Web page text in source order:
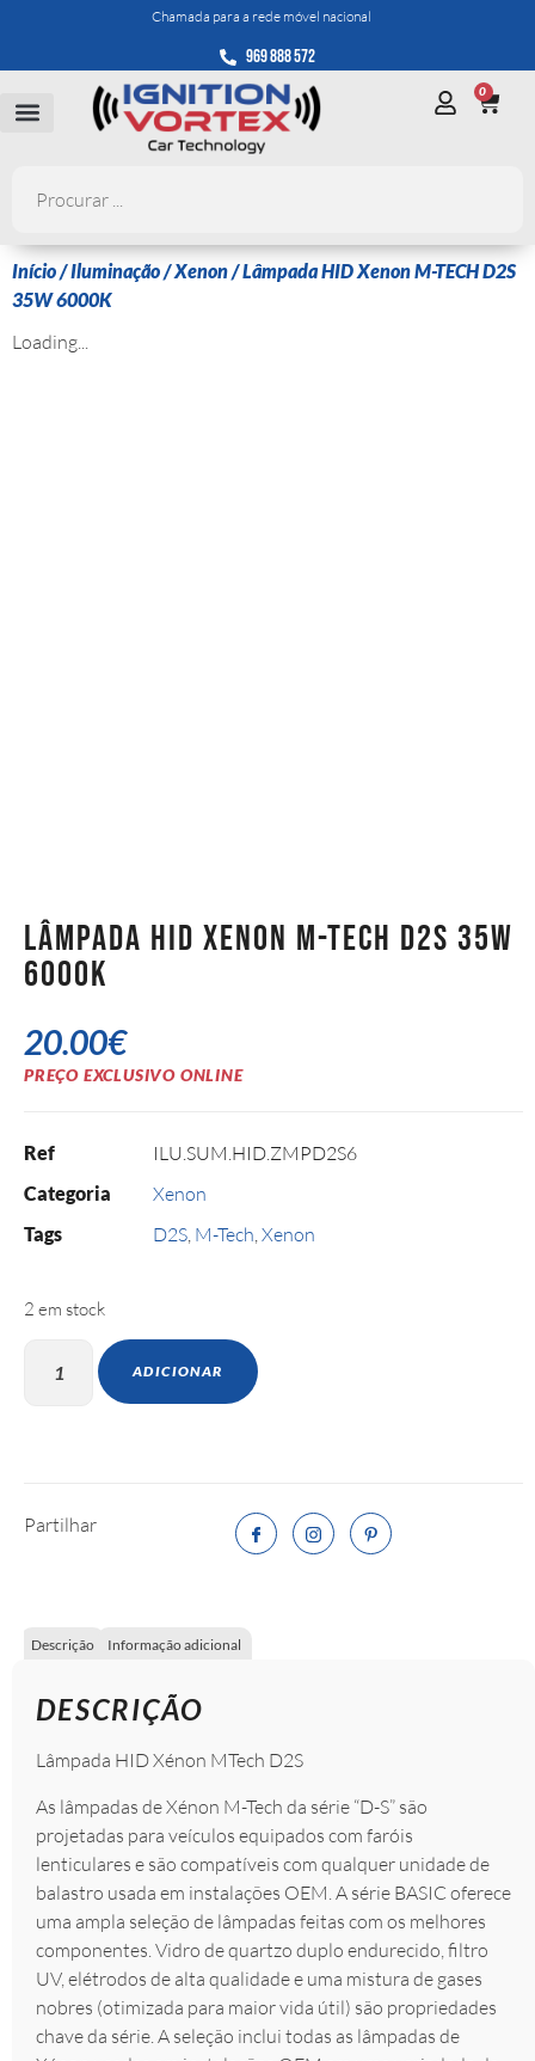
Chamada para a rede móvel nacional
969 888 572
0
Início/Iluminação/Xenon/ Lâmpada HID Xenon M-TECH D2S
35W 6000K
Loading...
Lâmpada HID Xenon M-TECH D2S 35W
6000K
20.00€
PREÇO EXCLUSIVO ONLINE
Ref ILU.SUM.HID.ZMPD2S6
Categoria Xenon
Tags D2S M-Tech Xenon
2 em stock
ADICIONAR
Partilhar
Descrição Informação adicional
DESCRIÇÃO
Lâmpada HID Xénon MTech D2S
As lâmpadas de Xénon M-Tech da série “D-S” são
projetadas para veículos equipados com faróis
lenticulares e são compatíveis com qualquer unidade de
balastro usada em instalações OEM. A série BASIC oferece
uma ampla seleção de lâmpadas feitas com os melhores
componentes. Vidro de quartzo duplo endurecido, filtro
UV, elétrodos de alta qualidade e uma mistura de gases
nobres (otimizada para maior vida útil) são propriedades
chave da série. A seleção inclui todas as lâmpadas de